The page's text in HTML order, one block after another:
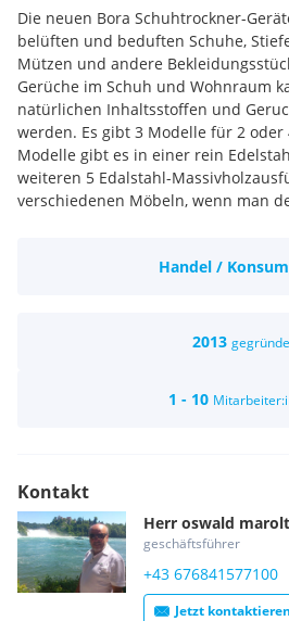
Die neuen Bora Schuhtrockner-
belüften und beduften Schuhe,
Mützen und andere
Gerüche im Schuh und Wohnraum
natürlichen Inhaltsstoffen und
werden. Es gibt 3 Modelle für 2 oder
Modelle gibt es in einer rein
weiteren 5 Edalstahl-
verschiedenen Möbeln, wenn man
dem Schuh den Nährboden für
Haushalten richtet sich unsere
wir suchen für büroarbeiten eine
telefon, kammeradschaft und
wichtige indizes
wir freuen uns auf ihre bewerbung
oskari-gmbh
Handel /
2013
1 - 10
Kontakt
Herr oswald marolt
geschäftsführer
+43 676841577100
Jetzt kontaktieren